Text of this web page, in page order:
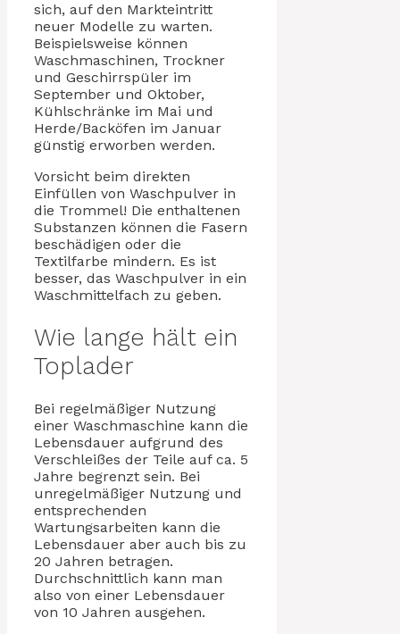
sich, auf den Markteintritt
neuer Modelle zu warten.
Beispielsweise können
Waschmaschinen, Trockner
und Geschirrspüler im
September und Oktober,
Kühlschränke im Mai und
Herde/Backöfen im Januar
günstig erworben werden.
Vorsicht beim direkten
Einfüllen von Waschpulver in
die Trommel! Die enthaltenen
Substanzen können die Fasern
beschädigen oder die
Textilfarbe mindern. Es ist
besser, das Waschpulver in ein
Waschmittelfach zu geben.
Wie lange hält ein
Toplader
Bei regelmäßiger Nutzung
einer Waschmaschine kann die
Lebensdauer aufgrund des
Verschleißes der Teile auf ca. 5
Jahre begrenzt sein. Bei
unregelmäßiger Nutzung und
entsprechenden
Wartungsarbeiten kann die
Lebensdauer aber auch bis zu
20 Jahren betragen.
Durchschnittlich kann man
also von einer Lebensdauer
von 10 Jahren ausgehen.